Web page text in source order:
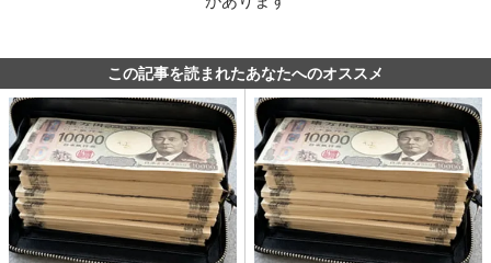
この記事を読まれたあなたへのオススメ